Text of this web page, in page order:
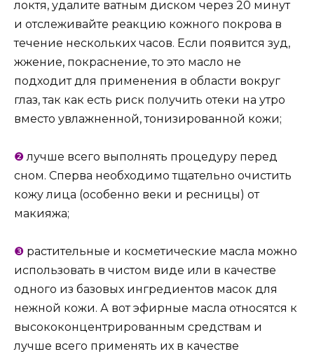
локтя, удалите ватным диском через 20 минут
и отслеживайте реакцию кожного покрова в
течение нескольких часов. Если появится зуд,
жжение, покраснение, то это масло не
подходит для применения в области вокруг
глаз, так как есть риск получить отеки на утро
вместо увлажненной, тонизированной кожи;
❷лучше всего выполнять процедуру перед
сном. Сперва необходимо тщательно очистить
кожу лица (особенно веки и ресницы) от
макияжа;
❸ растительные и косметические масла можно
использовать в чистом виде или в качестве
одного из базовых ингредиентов масок для
нежной кожи. А вот эфирные масла относятся к
высококонцентрированным средствам и
лучше всего применять их в качестве